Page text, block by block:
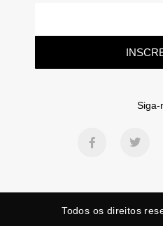
Siga-
Todos os direitos